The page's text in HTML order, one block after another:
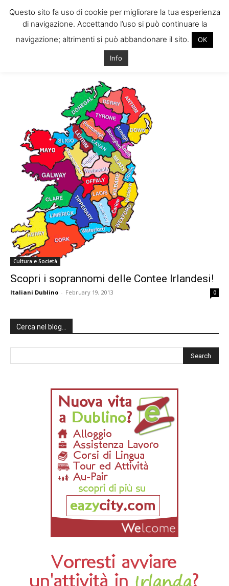
Tag: hurling irlanda
Cultura e Società
Scopri i soprannomi delle Contee Irlandesi!
Italiani Dublino - February 19, 2013 0
Cerca nel blog…
Questo sito fa uso di cookie per migliorare la tua esperienza
di navigazione. Accettando l’uso si può continuare la
navigazione; altrimenti si può abbandonare il sito.
OK
Info